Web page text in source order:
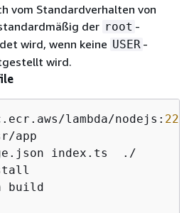
vom Standardverhalten von
der root -
wird, wenn keine USER -
wird.
lambda/nodejs: 22
app
index.ts  ./
build